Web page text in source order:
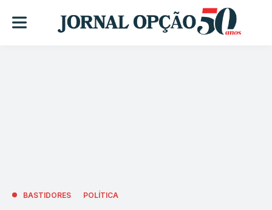
BASTIDORES POLÍTICA